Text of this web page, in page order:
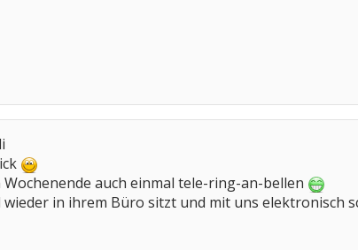
Wochenende auch einmal tele-ring-an-bellen
in ihrem Büro sitzt und mit uns elektronisch